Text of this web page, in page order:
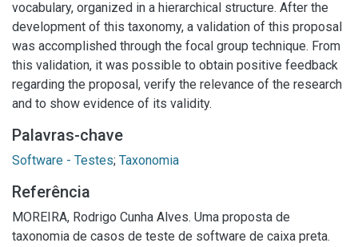
vocabulary, organized in a hierarchical structure. After the
development of this taxonomy, a validation of this proposal
was accomplished through the focal group technique. From
this validation, it was possible to obtain positive feedback
regarding the proposal, verify the relevance of the research
and to show evidence of its validity.
Palavras-chave
Software - Testes; Taxonomia
Referência
MOREIRA, Rodrigo Cunha Alves. Uma proposta de
taxonomia de casos de teste de software de caixa preta.